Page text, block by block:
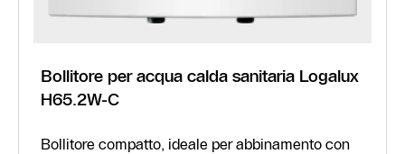
Bollitore per acqua calda sanitaria Logalux
H65.2W-C
Bollitore compatto, ideale per abbinamento con